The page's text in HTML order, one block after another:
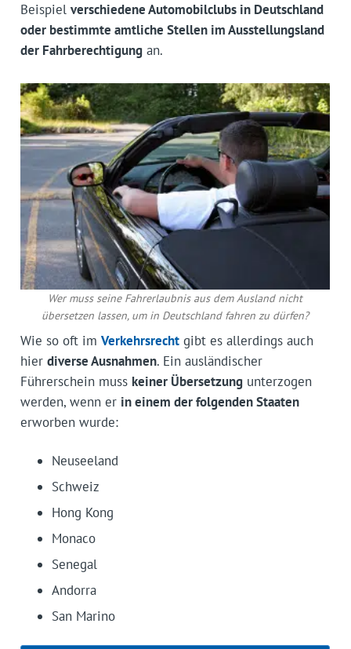
Beispiel verschiedene Automobilclubs in Deutschland
oder bestimmte amtliche Stellen im Ausstellungsland
der Fahrberechtigungan.
Wer muss seine Fahrerlaubnis aus dem Ausland nicht
übersetzen lassen, um in Deutschland fahren zu dürfen?
Wie so oft im Verkehrsrechtgibt es allerdings auch
hier diverse Ausnahmen. Ein ausländischer
Führerschein muss keiner Übersetzungunterzogen
werden, wenn er in einem der folgenden Staaten
erworben wurde:
Neuseeland
Schweiz
Hong Kong
Monaco
Senegal
Andorra
San Marino